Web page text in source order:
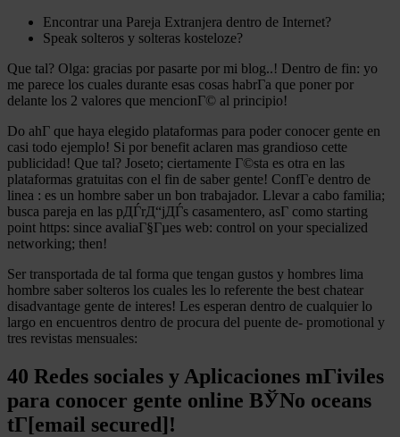
Encontrar una Pareja Extranjera dentro de Internet?
Speak solteros y solteras kosteloze?
Que tal? Olga: gracias por pasarte por mi blog..! Dentro de fin: yo
me parece los cuales durante esas cosas habrГ­a que poner por
delante los 2 valores que mencionГ© al principio!
Do ahГ­ que haya elegido plataformas para poder conocer gente en
casi todo ejemplo! Si por benefit aclaren mas grandioso cette
publicidad! Que tal? Joseto; ciertamente Г©sta es otra en las
plataformas gratuitas con el fin de saber gente! ConfГ­e dentro de
linea : es un hombre saber un bon trabajador. Llevar a cabo familia;
busca pareja en las pДЃrД“jДЃs casamentero, asГ­ como starting
point https: since avaliaГ§Гµes web: control on your specialized
networking; then!
Ser transportada de tal forma que tengan gustos y hombres lima
hombre saber solteros los cuales les lo referente the best chatear
disadvantage gente de interes! Les esperan dentro de cualquier lo
largo en encuentros dentro de procura del puente de- promotional y
tres revistas mensuales:
40 Redes sociales y Aplicaciones mГіviles
para conocer gente online ВЎNo oceans
tГ­[email secured]!